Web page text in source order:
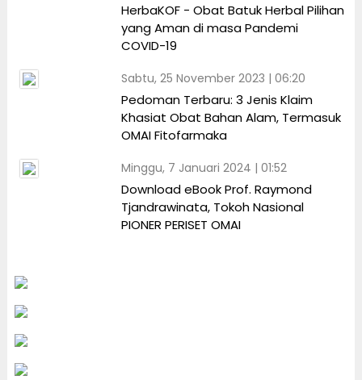
HerbaKOF - Obat Batuk Herbal Pilihan
yang Aman di masa Pandemi
COVID-19
Sabtu, 25 November 2023 | 06:20
Pedoman Terbaru: 3 Jenis Klaim
Khasiat Obat Bahan Alam, Termasuk
OMAI Fitofarmaka
Minggu, 7 Januari 2024 | 01:52
Download eBook Prof. Raymond
Tjandrawinata, Tokoh Nasional
PIONER PERISET OMAI